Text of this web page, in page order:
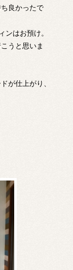
良かったで
ンはお預け。
うと思いま
が仕上がり、